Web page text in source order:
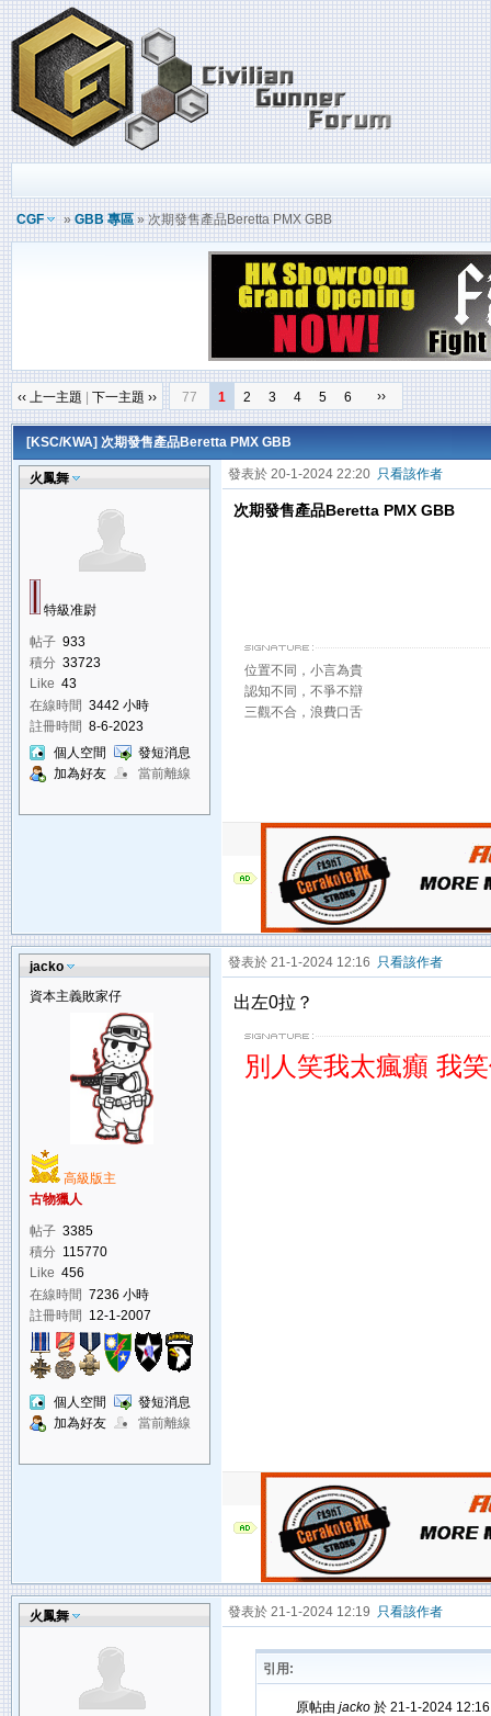
CGF »GBB 專區» 次期發售產品Beretta PMX GBB
‹‹ 上一主題 下一主題 ›› 77 1 2 3 4 5 6 ››
[KSC/KWA] 次期發售產品Beretta PMX GBB
火鳳舞
特級准尉
帖子 933
積分 33723
Like 43
在線時間 3442 小時
註冊時間 8-6-2023
個人空間
發短消息
加為好友
當前離線
發表於 20-1-2024 22:20 只看該作者
次期發售產品Beretta PMX GBB
位置不同，小言為貴
認知不同，不爭不辯
三觀不合，浪費口舌
jacko
資本主義敗家仔
高級版主
古物獵人
帖子 3385
積分 115770
Like 456
在線時間 7236 小時
註冊時間 12-1-2007
個人空間
發短消息
加為好友
當前離線
發表於 21-1-2024 12:16 只看該作者
出左0拉？
別人笑我太瘋癲 我
火鳳舞 發表於 21-1-2024 12:19 只看該作者
引用:
原帖由 jacko於 21-1-2024